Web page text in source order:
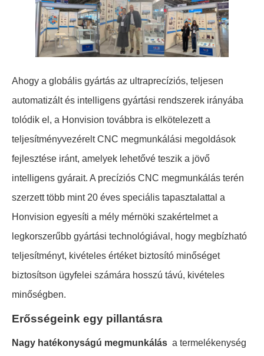
Ahogy a globális gyártás az ultraprecíziós, teljesen
automatizált és intelligens gyártási rendszerek irányába
tolódik el, a Honvision továbbra is elkötelezett a
teljesítményvezérelt CNC megmunkálási megoldások
fejlesztése iránt, amelyek lehetővé teszik a jövő
intelligens gyárait. A precíziós CNC megmunkálás terén
szerzett több mint 20 éves speciális tapasztalattal a
Honvision egyesíti a mély mérnöki szakértelmet a
legkorszerűbb gyártási technológiával, hogy megbízható
teljesítményt, kivételes értéket biztosító minőséget
biztosítson ügyfelei számára hosszú távú, kivételes
minőségben.
Erősségeink egy pillantásra
Nagy hatékonyságú megmunkálás a termelékenység